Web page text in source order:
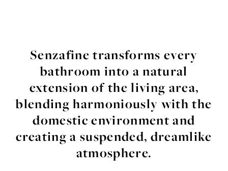
Senzafine transforms every
bathroom into a natural
extension of the living area,
blending harmoniously with the
domestic environment and
creating a suspended, dreamlike
atmosphere.